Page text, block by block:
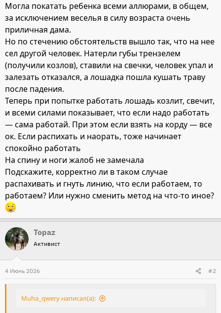
Могла покатать ребенка всеми аллюрами, в общем,
за исключением веселья в силу возраста очень
приличная дама.
Но по стечению обстоятельств вышло так, что на нее
сел другой человек. Натерли губы трензелем
(получили козлов), ставили на свечки, человек упал и
залезать отказался, а лошадка пошла кушать траву
после падения.
Теперь при попытке работать лошадь козлит, свечит,
и всеми силами показывает, что если надо работать
— сама работай. При этом если взять на корду — все
ок. Если распихать и наорать, тоже начинает
спокойно работать
На спину и ноги жалоб не замечала
Подскажите, корректно ли в таком случае
распахивать и гнуть линию, что если работаем, то
работаем? Или нужно сменить метод на что-то иное?
Topaz
Активист
4 Июнь 2026 #2
Muha_qwery написал(а):